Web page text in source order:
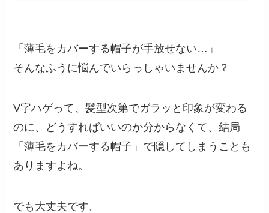
「薄毛をカバーする帽子が手放せない…」
そんなふうに悩んでいらっしゃいませんか？
V字ハゲって、髪型次第でガラッと印象が変わる
のに、どうすればいいのか分からなくて、結局
「薄毛をカバーする帽子」で隠してしまうことも
ありますよね。
でも大丈夫です。